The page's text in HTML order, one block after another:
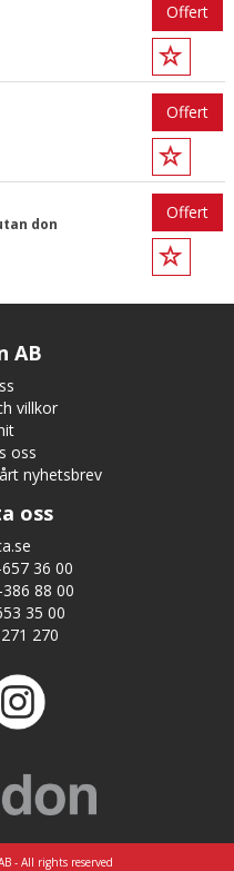
Offert
Offert
don
Offert
AB
villkor
oss
nyhetsbrev
oss
36 00
88 00
35 00
270
- All rights reserved